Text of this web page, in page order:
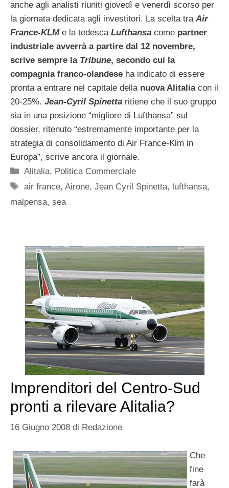
anche agli analisti riuniti giovedì e venerdì scorso per
la giornata dedicata agli investitori. La scelta tra Air
France-KLM e la tedesca Lufthansa come partner
industriale avverrà a partire dal 12 novembre,
scrive sempre la Tribune, secondo cui la
compagnia franco-olandese ha indicato di essere
pronta a entrare nel capitale della nuova Alitaliacon il
20-25%. Jean-Cyril Spinetta ritiene che il suo gruppo
sia in una posizione “migliore di Lufthansa” sul
dossier, ritenuto “estremamente importante per la
strategia di consolidamento di Air France-Klm in
Europa”, scrive ancora il giornale.
Categorie
Alitalia, Politica Commerciale
Tag
air france,Airone,Jean Cyril Spinetta, lufthansa,
malpensa, sea
Imprenditori del Centro-Sud
pronti a rilevare Alitalia?
16 Giugno 2008 di Redazione
Che
fine
farà